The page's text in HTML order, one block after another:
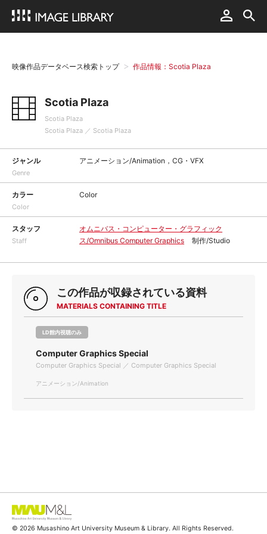
映像作品データベース検索トップ 作品情報：Scotia Plaza
Scotia Plaza
Scotia Plaza
Scotia Plaza ／ Scotia Plaza
ジャンル
Genre
アニメーション/Animation，CG・VFX
カラー
Color
Color
スタッフ
Staff
オムニバス・コンピューター・グラフィック
ス/Omnibus Computer Graphics
制作/Studio
この作品が収録されている資料
MATERIALS CONTAINING TITLE
LD館内視聴のみ
Computer Graphics Special
Computer Graphics Special ／ Computer Graphics Special
アニメーション/Animation
© 2026 Musashino Art University Museum & Library. All Rights Reserved.